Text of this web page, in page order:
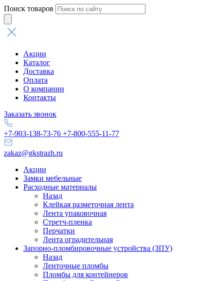
Поиск товаров
Акции
Каталог
Доставка
Оплата
О компании
Контакты
Заказать звонок
+7-903-138-73-76 +7-800-555-11-77
zakaz@gkstrazh.ru
Акции
Замки мебельные
Расходные материалы
Назад
Клейкая разметочная лента
Лента упаковочная
Стретч-пленка
Перчатки
Лента оградительная
Запорно-пломбировочные устройства (ЗПУ)
Назад
Ленточные пломбы
Пломбы для контейнеров